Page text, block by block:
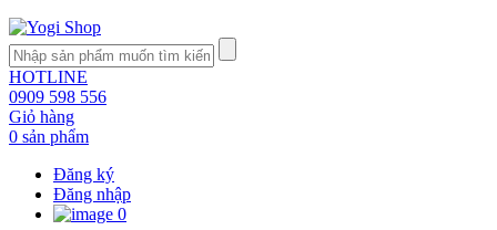
HOTLINE
0909 598 556
Giỏ hàng
0 sản phẩm
Đăng ký
Đăng nhập
0